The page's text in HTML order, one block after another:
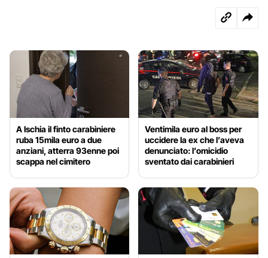
A Ischia il finto carabiniere
ruba 15mila euro a due
anziani, atterra 93enne poi
scappa nel cimitero
Ventimila euro al boss per
uccidere la ex che l’aveva
denunciato: l’omicidio
sventato dai carabinieri